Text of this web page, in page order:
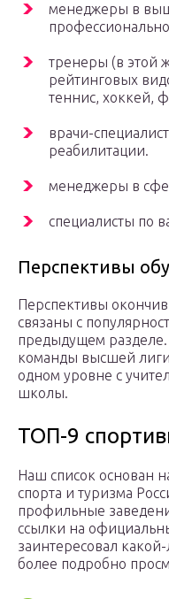
менеджеры в
тренеры (в этой
рейтинговых
теннис, хоккей,
врачи-
реабилитации.
менеджеры в
специалисты по
Перспективы
Перспективы
связаны с
предыдущем
команды высшей лиги
одном уровне с
школы.
ТОП-9
Наш список основан
спорта и туризма
профильные
ссылки на
заинтересовал
более подробно